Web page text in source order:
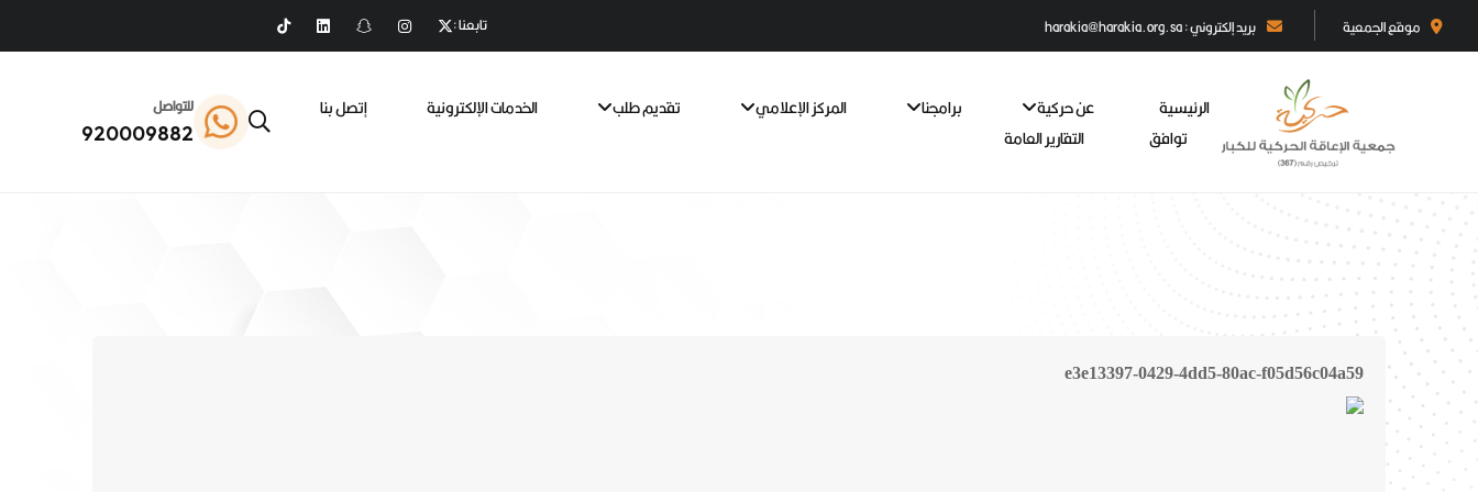
موقع الجمعية بريد إلكتروني : harakia@harakia.org.sa تابعنا :
الرئيسية عن حركية برامجنا المركز الإعلامي تقديم طلب الخدمات الإلكترونية
إتصل بنا
توافق
التقارير العامة
للتواصل
920009882
e3e13397-0429-4dd5-80ac-f05d56c04a59